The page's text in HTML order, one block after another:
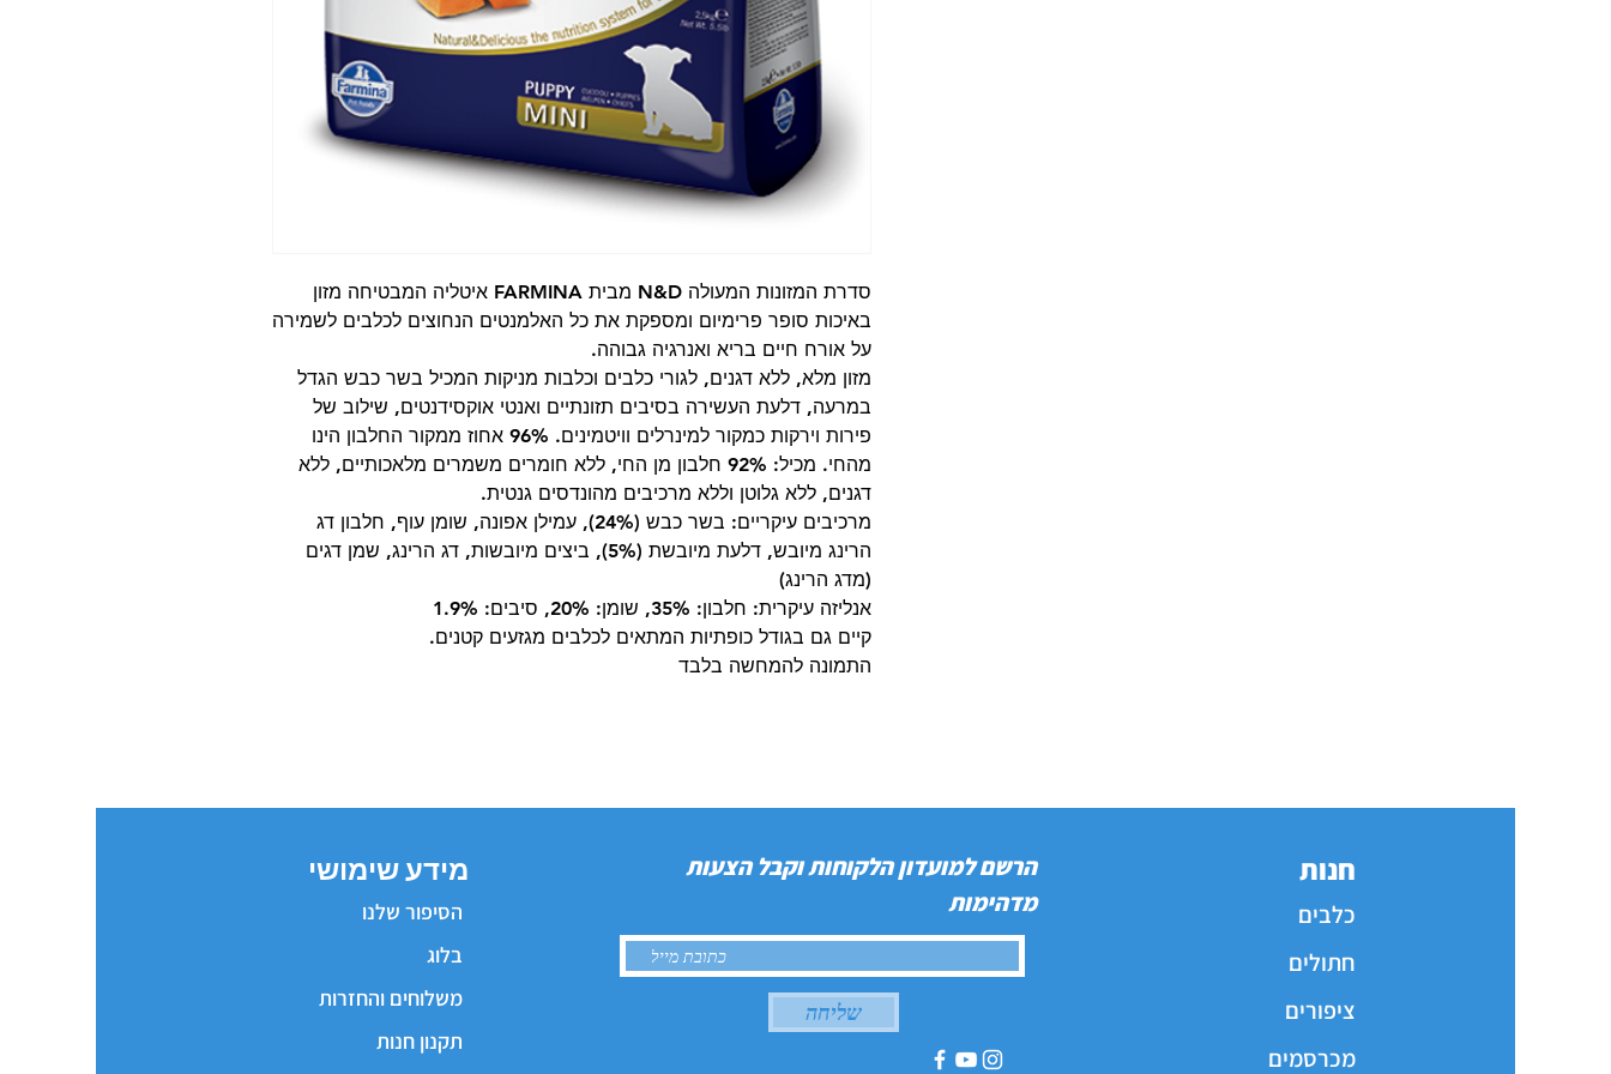
סדרת המזונות המעולה N&D מבית FARMINA איטליה המבטיחה מזון
באיכות סופר פרימיום ומספקת את כל האלמנטים הנחוצים לכלבים לשמירה
על אורח חיים בריא ואנרגיה גבוהה.
מזון מלא, ללא דגנים, לגורי כלבים וכלבות מניקות המכיל בשר כבש הגדל
במרעה, דלעת העשירה בסיבים תזונתיים ואנטי אוקסידנטים, שילוב של
פירות וירקות כמקור למינרלים וויטמינים. 96% אחוז ממקור החלבון הינו
מהחי. מכיל: 92% חלבון מן החי, ללא חומרים משמרים מלאכותיים, ללא
דגנים, ללא גלוטן וללא מרכיבים מהונדסים גנטית.
מרכיבים עיקריים: בשר כבש (24%), עמילן אפונה, שומן עוף, חלבון דג
הרינג מיובש, דלעת מיובשת (5%), ביצים מיובשות, דג הרינג, שמן דגים
(מדג הרינג)
אנליזה עיקרית: חלבון: 35%, שומן: 20%, סיבים: 1.9%
קיים גם בגודל כופתיות המתאים לכלבים מגזעים קטנים.
התמונה להמחשה בלבד
מידע שימושי
הסיפור שלנו
בלוג
משלוחים והחזרות
תקנון חנות
הרשם למועדון הלקוחות וקבל הצעות
מדהימות
שליחה
חנות
כלבים
חתולים
ציפורים
מכרסמים